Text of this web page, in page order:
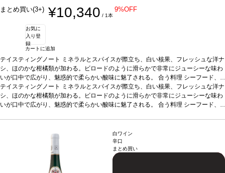
まとめ買い(3+) ¥10,340 / 1本
9%OFF
お気に
入り登
録
カートに追加
テイスティングノート
ミネラルとスパイスが際立ち、白い核果、フレッシュな洋ナ
シ、ほのかな柑橘類が加わる。ビロードのように滑らかで非常にジューシーな味わ
いが口中で広がり、魅惑的で柔らかい酸味に魅了される。 合う料理 シーフード、
ローストチキンなどと好相性。葡萄品種リースリング
テイスティングノート
ミネラルとスパイスが際立ち、白い核果、フレッシュな洋ナ
シ、ほのかな柑橘類が加わる。ビロードのように滑らかで非常にジューシーな味わ
いが口中で広がり、魅惑的で柔らかい酸味に魅了される。 合う料理 シーフード、
白ワイン
辛口
まとめ買い